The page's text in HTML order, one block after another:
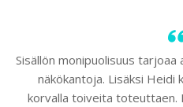
Sisällön monipuolisuus tarjoaa
näkökantoja. Lisäksi Heidi
korvalla toiveita toteuttaen.